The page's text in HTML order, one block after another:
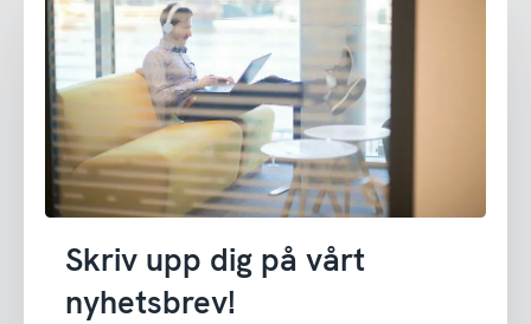
Skriv upp dig på vårt
nyhetsbrev!